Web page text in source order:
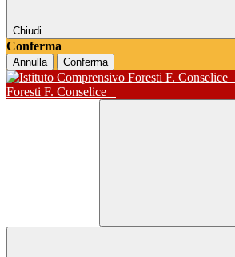
Chiudi
Conferma
Annulla Conferma
Foresti F. Conselice